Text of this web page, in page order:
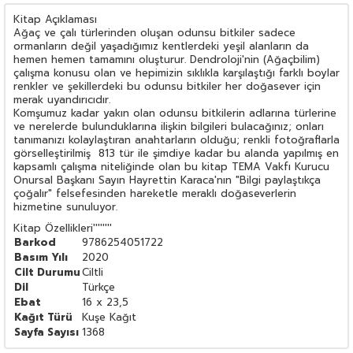
Kitap Açıklaması
Ağaç ve çalı türlerinden oluşan odunsu bitkiler sadece
ormanların değil yaşadığımız kentlerdeki yeşil alanların da
hemen hemen tamamını oluşturur. Dendroloji'nin (Ağaçbilim)
çalışma konusu olan ve hepimizin sıklıkla karşılaştığı farklı boylar
renkler ve şekillerdeki bu odunsu bitkiler her doğasever için
merak uyandırıcıdır.
Komşumuz kadar yakın olan odunsu bitkilerin adlarına türlerine
ve nerelerde bulunduklarına ilişkin bilgileri bulacağınız; onları
tanımanızı kolaylaştıran anahtarların olduğu; renkli fotoğraflarla
görselleştirilmiş 813 tür ile şimdiye kadar bu alanda yapılmış en
kapsamlı çalışma niteliğinde olan bu kitap TEMA Vakfı Kurucu
Onursal Başkanı Sayın Hayrettin Karaca'nın "Bilgi paylaştıkça
çoğalır" felsefesinden hareketle meraklı doğaseverlerin
hizmetine sunuluyor.
Kitap Özellikleri''''''''
Barkod
9786254051722
Basım Yılı
2020
Cilt DurumuCiltli
Dil
Türkçe
Ebat
16 x 23,5
Kağıt Türü
Kuşe Kağıt
Sayfa Sayısı 1368